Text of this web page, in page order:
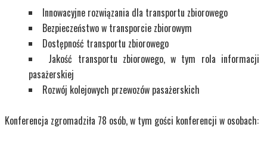
Innowacyjne rozwiązania dla transportu zbiorowego
Bezpieczeństwo w transporcie zbiorowym
Dostępność transportu zbiorowego
Jakość transportu zbiorowego, w tym rola informacji
pasażerskiej
Rozwój kolejowych przewozów pasażerskich
Konferencja zgromadziła 78 osób, w tym gości konferencji w osobach: